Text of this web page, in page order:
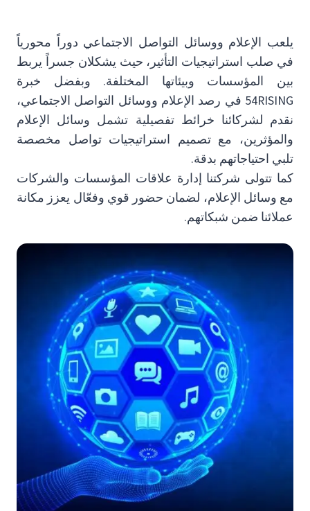
يلعب الإعلام ووسائل التواصل الاجتماعي دوراً محورياً
في صلب استراتيجيات التأثير، حيث يشكلان جسراً يربط
بين المؤسسات وبيئاتها المختلفة. وبفضل خبرة
54RISING في رصد الإعلام ووسائل التواصل الاجتماعي،
نقدم لشركائنا خرائط تفصيلية تشمل وسائل الإعلام
والمؤثرين، مع تصميم استراتيجيات تواصل مخصصة
تلبي احتياجاتهم بدقة.
كما تتولى شركتنا إدارة علاقات المؤسسات والشركات
مع وسائل الإعلام، لضمان حضور قوي وفعّال يعزز مكانة
عملائنا ضمن شبكاتهم.